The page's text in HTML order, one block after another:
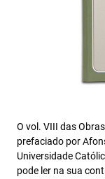
O vol. VIII das
prefaciado por
Universidade
pode ler na sua